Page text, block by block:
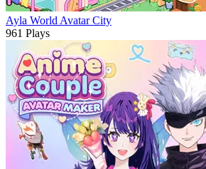
Ayla World Avatar City
961 Plays